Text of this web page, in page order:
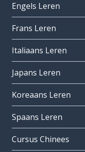
Engels Leren
Frans Leren
Italiaans Leren
Japans Leren
Koreaans Leren
Spaans Leren
Cursus Chinees